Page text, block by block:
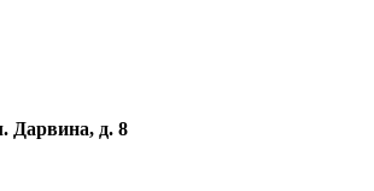
Дарвина, д. 8